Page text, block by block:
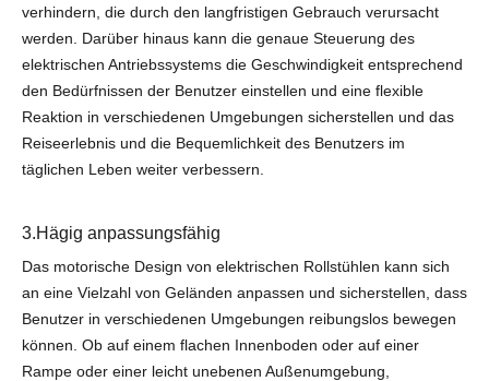
verhindern, die durch den langfristigen Gebrauch verursacht
werden. Darüber hinaus kann die genaue Steuerung des
elektrischen Antriebssystems die Geschwindigkeit entsprechend
den Bedürfnissen der Benutzer einstellen und eine flexible
Reaktion in verschiedenen Umgebungen sicherstellen und das
Reiseerlebnis und die Bequemlichkeit des Benutzers im
täglichen Leben weiter verbessern.
3.Hägig anpassungsfähig
Das motorische Design von elektrischen Rollstühlen kann sich
an eine Vielzahl von Geländen anpassen und sicherstellen, dass
Benutzer in verschiedenen Umgebungen reibungslos bewegen
können. Ob auf einem flachen Innenboden oder auf einer
Rampe oder einer leicht unebenen Außenumgebung,